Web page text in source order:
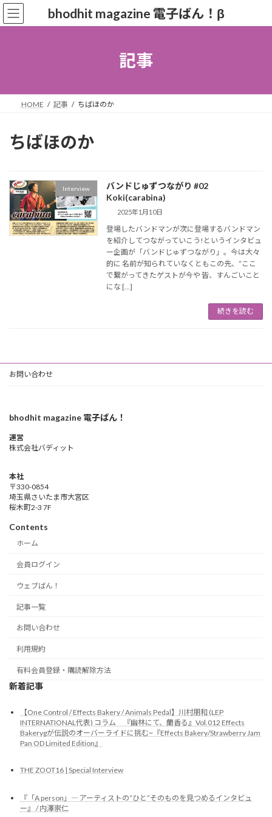
コ
ン
ナ
ビ
bhodhit magazine 電子ばん！β
記事
HOME 記事 ちばほのか
ちばほのか
Interview
バンドじゅずつながり #02
Koki(carabina)
2025年1月10日
登場したバンドマンが次に登場するバンドマン
を紹介してつながっていこう!というインタビュ
ー企画が「バンドじゅずつながり」。今は大々
的に 名前が知られていなくともこの先、“ここ
で繋がってきたゲストが今や 皆、すんごいこと
にな […]
続きを読む
お問い合わせ
bhodhit magazine 電子ばん！
運営
株式会社バディット
本社
〒330-0854
埼玉県さいたま市大宮区
桜木町2-3 7F
Contents
ホーム
会員ログイン
ウェブばん！
記事一覧
お問い合わせ
利用規約
有料会員登録・購読解除方法
新着記事
【One Control / Effects Bakery / Animals Pedal】川村朋和 (LEP
INTERNATIONAL代表) コラム 『幽林にて、蘭香る』Vol.012 Effects
Bakerygが伝説のオーバーライドに挑む~『Effects Bakery/Strawberry Jam
Pan OD Limited Edition』
THE ZOOT16 | Special Interview
『「A person」― アーティストの“ひと”そのものを見つめるインタビュ
ー』 / 内澤崇仁